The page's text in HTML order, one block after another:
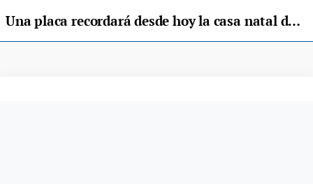
Una placa recordará desde hoy la casa natal de Víctor García de la Concha en Villaviciosa